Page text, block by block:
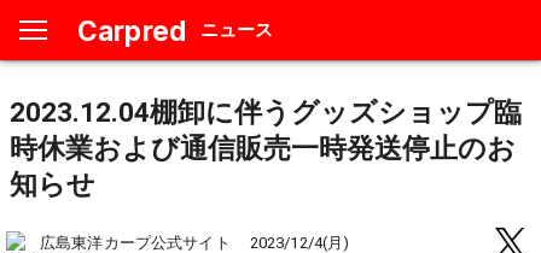
Carpred ニュース
2023.12.04棚卸に伴うグッズショップ臨
時休業および通信販売一時発送停止のお
知らせ
広島東洋カープ公式サイト 2023/12/4(月)